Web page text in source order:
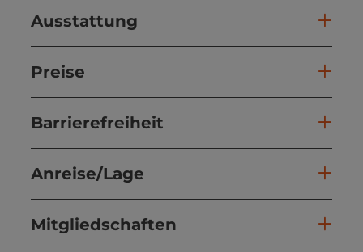
Ausstattung
Preise
Barrierefreiheit
Anreise/Lage
Mitgliedschaften